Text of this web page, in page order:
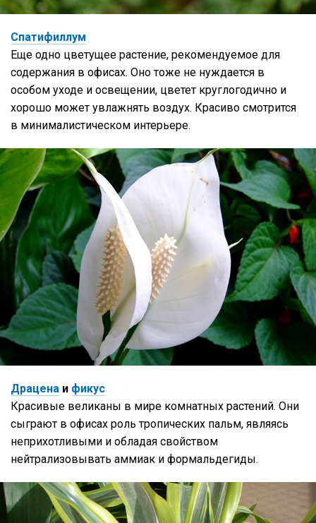
Спатифиллум
Еще одно цветущее растение, рекомендуемое для
содержания в офисах. Оно тоже не нуждается в
особом уходе и освещении, цветет круглогодично и
хорошо может увлажнять воздух. Красиво смотрится
в минималистическом интерьере.
Драцена и фикус
Красивые великаны в мире комнатных растений. Они
сыграют в офисах роль тропических пальм, являясь
неприхотливыми и обладая свойством
нейтрализовывать аммиак и формальдегиды.